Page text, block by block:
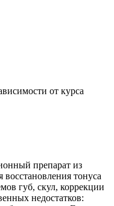
от курса
препарат из
тонуса
губ, скул, коррекции
недостатков: